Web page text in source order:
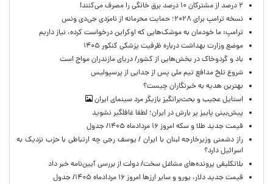
۲ درصد از مشترکان ۱۰ درصد برق خانگی را مصرف می‌کنند!
نسخه ترامپ برای ۲۰۲۸؛ حمایت محرمانه از نامزدی جی‌دی ونس
ترامپ: ما خودمان به موشک‌هایی که اوکراین درخواست کرده، نیاز داریم
موضع وزارت بهداشت درباره ظرفیت پزشکی کنکور ۱۴۰۵
باد و گردوخاک در بخش‌هایی از کشور/ دریای مازندران مواج است
شروع تلخ مدافع تیم ملی پس از جدایی از پرسپولیس
بهترین هدیه به خبرنگاران چیست؟
استایل عجیب و بحث‌برانگیز بازیگر مرد سینمای ایران
پیش‌بینی پاییز پر بارش در ایران؛ لطفا غافلگیر نشوید
قیمت جدید طلا و سکه امروز ۱۶ مردادماه ۱۴۰۵/ جدول
راز دشمنی وزیرخارجه لبنان با ایران / یوسف رجی چه ارتباطی با حزب نزدیک به
اسرائیل دارد؟
بلاتکلیفی پرونده‌های مشاغل سخت/ دولت از بررسی آیین‌نامه خبر داد
قیمت جدید دلار، یورو و سایر ارزها امروز ۱۶ مردادماه ۱۴۰۵/ جدول